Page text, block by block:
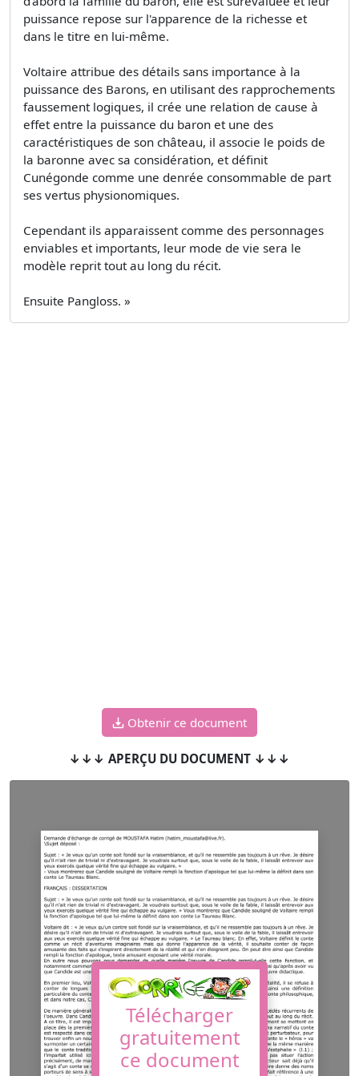
puissance repose sur l'apparence de la richesse et
dans le titre en lui-même.
Voltaire attribue des détails sans importance à la
puissance des Barons, en utilisant des rapprochements
faussement logiques, il crée une relation de cause à
effet entre la puissance du baron et une des
caractéristiques de son château, il associe le poids de
la baronne avec sa considération, et définit
Cunégonde comme une denrée consommable de part
ses vertus physionomiques.
Cependant ils apparaissent comme des personnages
enviables et importants, leur mode de vie sera le
modèle reprit tout au long du récit.
Ensuite Pangloss. »
Obtenir ce document
↓↓↓ APERÇU DU DOCUMENT ↓↓↓
Télécharger
gratuitement
ce document